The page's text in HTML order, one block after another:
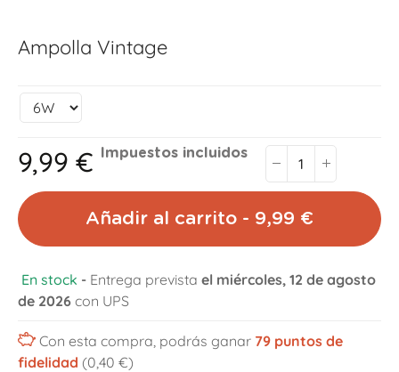
Ampolla Vintage
9,99 € Impuestos incluidos
Añadir al carrito - 9,99 €
En stock - Entrega prevista el miércoles, 12 de agosto
de 2026 con UPS
Con esta compra, podrás ganar 79puntos de
fidelidad (0,40 €)